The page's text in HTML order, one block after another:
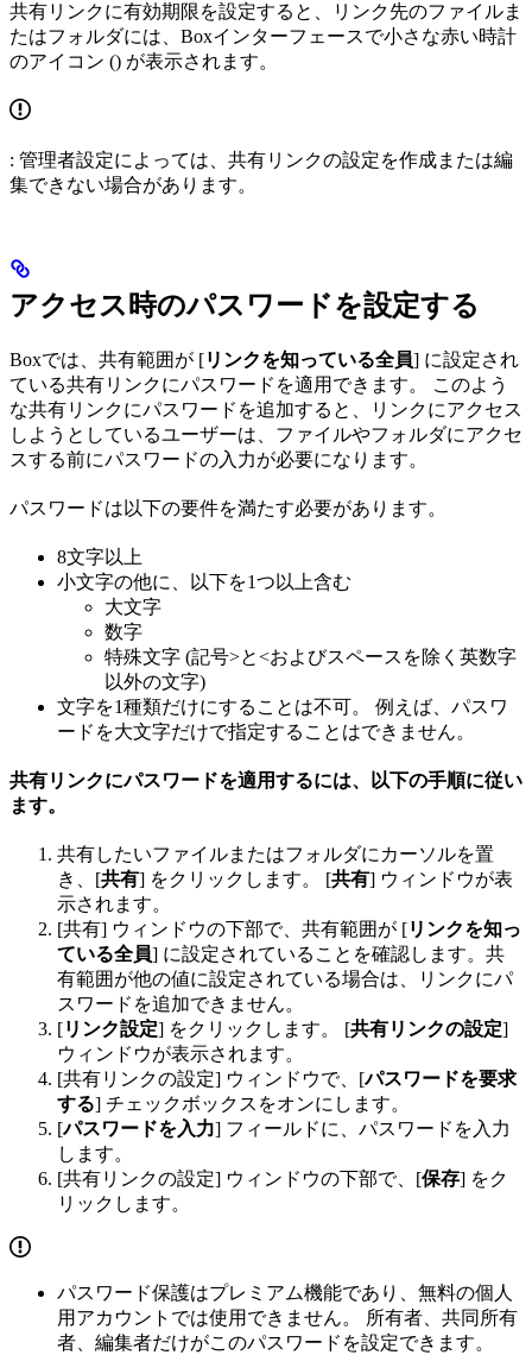
共有リンクに有効期限を設定すると、リンク先のファイルま
たはフォルダには、Boxインターフェースで小さな赤い時計
のアイコン () が表示されます。
: 管理者設定によっては、共有リンクの設定を作成または編
集できない場合があります。
アクセス時のパスワードを設定する
Boxでは、共有範囲が [リンクを知っている全員] に設定され
ている共有リンクにパスワードを適用できます。 このよう
な共有リンクにパスワードを追加すると、リンクにアクセス
しようとしているユーザーは、ファイルやフォルダにアクセ
スする前にパスワードの入力が必要になります。
パスワードは以下の要件を満たす必要があります。
8文字以上
小文字の他に、以下を1つ以上含む
大文字
数字
特殊文字 (記号>と<およびスペースを除く英数字
以外の文字)
文字を1種類だけにすることは不可。 例えば、パスワ
ードを大文字だけで指定することはできません。
共有リンクにパスワードを適用するには、以下の手順に従い
ます。
共有したいファイルまたはフォルダにカーソルを置
き、[共有] をクリックします。 [共有] ウィンドウが表
示されます。
[共有] ウィンドウの下部で、共有範囲が [リンクを知っ
ている全員] に設定されていることを確認します。共
有範囲が他の値に設定されている場合は、リンクにパ
スワードを追加できません。
[リンク設定] をクリックします。 [共有リンクの設定]
ウィンドウが表示されます。
[共有リンクの設定] ウィンドウで、[パスワードを要求
する] チェックボックスをオンにします。
[パスワードを入力] フィールドに、パスワードを入力
します。
[共有リンクの設定] ウィンドウの下部で、[保存] をク
リックします。
パスワード保護はプレミアム機能であり、無料の個人
用アカウントでは使用できません。 所有者、共同所有
者、編集者だけがこのパスワードを設定できます。